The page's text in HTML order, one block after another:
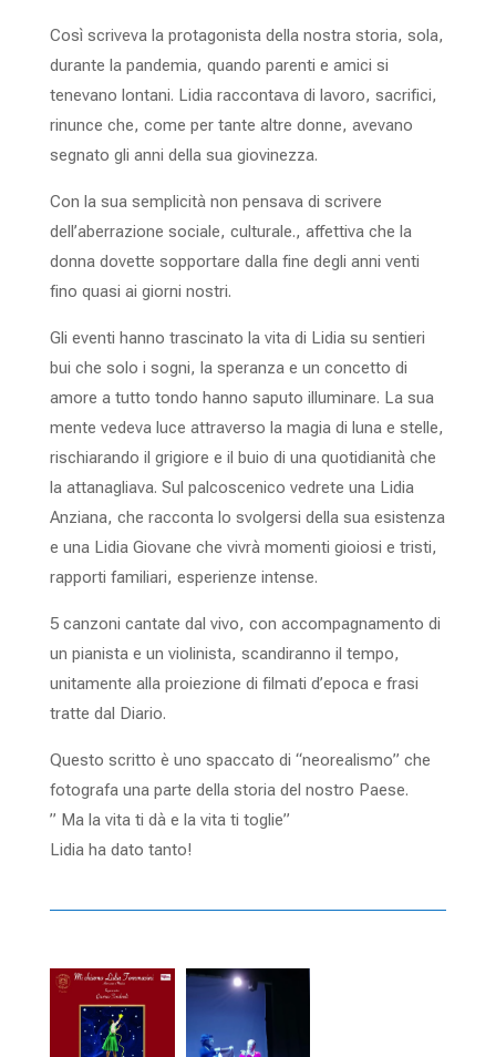
Così scriveva la protagonista della nostra storia, sola,
durante la pandemia, quando parenti e amici si
tenevano lontani. Lidia raccontava di lavoro, sacrifici,
rinunce che, come per tante altre donne, avevano
segnato gli anni della sua giovinezza.
Con la sua semplicità non pensava di scrivere
dell’aberrazione sociale, culturale., affettiva che la
donna dovette sopportare dalla fine degli anni venti
fino quasi ai giorni nostri.
Gli eventi hanno trascinato la vita di Lidia su sentieri
bui che solo i sogni, la speranza e un concetto di
amore a tutto tondo hanno saputo illuminare. La sua
mente vedeva luce attraverso la magia di luna e stelle,
rischiarando il grigiore e il buio di una quotidianità che
la attanagliava. Sul palcoscenico vedrete una Lidia
Anziana, che racconta lo svolgersi della sua esistenza
e una Lidia Giovane che vivrà momenti gioiosi e tristi,
rapporti familiari, esperienze intense.
5 canzoni cantate dal vivo, con accompagnamento di
un pianista e un violinista, scandiranno il tempo,
unitamente alla proiezione di filmati d’epoca e frasi
tratte dal Diario.
Questo scritto è uno spaccato di “neorealismo” che
fotografa una parte della storia del nostro Paese.
” Ma la vita ti dà e la vita ti toglie”
Lidia ha dato tanto!